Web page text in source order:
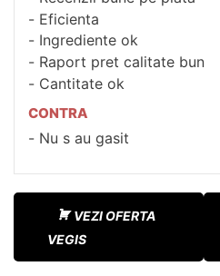
Eficienta
Ingrediente ok
Raport pret calitate bun
Cantitate ok
CONTRA
Nu s au gasit
VEZI OFERTA
VEGIS